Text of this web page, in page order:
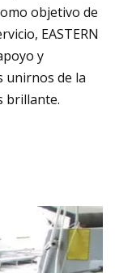
objetivo de
EASTERN
y
unirnos de la
brillante.